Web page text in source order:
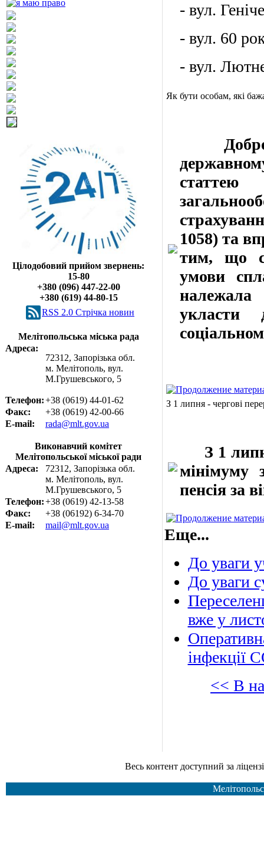
Цілодобовий прийом звернень:
15-80
+380 (096) 447-22-00
+380 (619) 44-80-15
RSS 2.0 Cтрічка новин
Мелітопольська міська рада
Адреса:
72312, Запорізька обл.
м. Мелітополь, вул.
М.Грушевського, 5
Телефон:+38 (0619) 44-01-62
Факс:
+38 (0619) 42-00-66
E-mail:
rada@mlt.gov.ua
Виконавчий комітет
Мелітопольської міської ради
Адреса:
72312, Запорізька обл.
м. Мелітополь, вул.
М.Грушевського, 5
Телефон:+38 (0619) 42-13-58
Факс:
+38 (06192) 6-34-70
E-mail:
mail@mlt.gov.ua
- вул.
- вул. 60
- вул.
Як бути особам, які
1058) та
тим, що
умови
належала
укласти
З 1 липня - чергові
З 1
мінімуму
пенсія за
Еще...
До уваги
До уваги
вже у
інфекції
<< В
Весь контент доступний за ліцензією Creative